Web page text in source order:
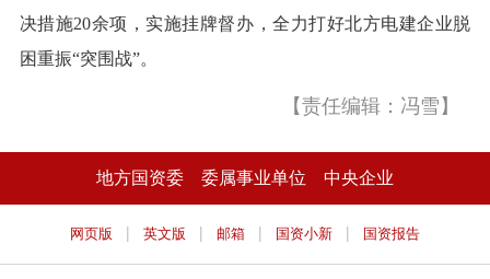
决措施20余项，实施挂牌督办，全力打好北方电建企业脱
困重振“突围战”。
【责任编辑：冯雪】
地方国资委 委属事业单位 中央企业
网页版 | 英文版 | 邮箱 | 国资小新 | 国资报告